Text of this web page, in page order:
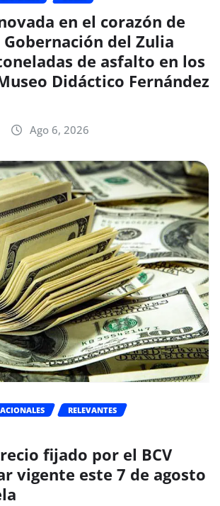
en el corazón de
del Zulia
de asfalto en los
Didáctico Fernández
Ago 6, 2026
RELEVANTES
fijado por el BCV
vigente este 7 de agosto